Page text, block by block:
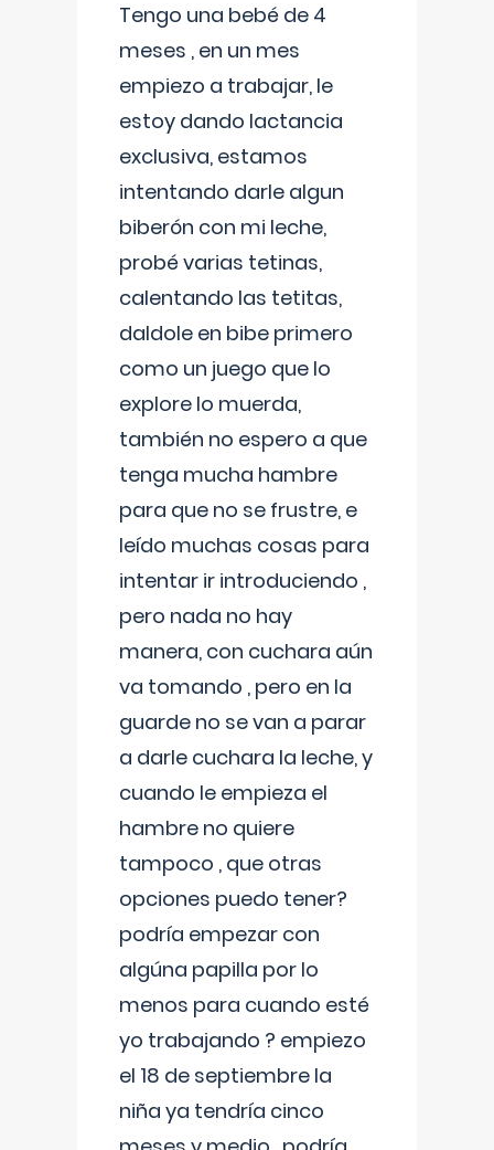
Tengo una bebé de 4
meses , en un mes
empiezo a trabajar, le
estoy dando lactancia
exclusiva, estamos
intentando darle algun
biberón con mi leche,
probé varias tetinas,
calentando las tetitas,
daldole en bibe primero
como un juego que lo
explore lo muerda,
también no espero a que
tenga mucha hambre
para que no se frustre, e
leído muchas cosas para
intentar ir introduciendo ,
pero nada no hay
manera, con cuchara aún
va tomando , pero en la
guarde no se van a parar
a darle cuchara la leche, y
cuando le empieza el
hambre no quiere
tampoco , que otras
opciones puedo tener?
podría empezar con
algúna papilla por lo
menos para cuando esté
yo trabajando ? empiezo
el 18 de septiembre la
niña ya tendría cinco